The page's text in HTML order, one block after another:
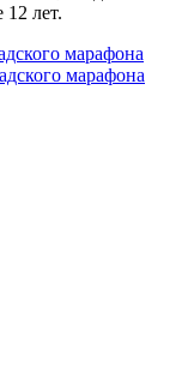
лет.
марафона
марафона